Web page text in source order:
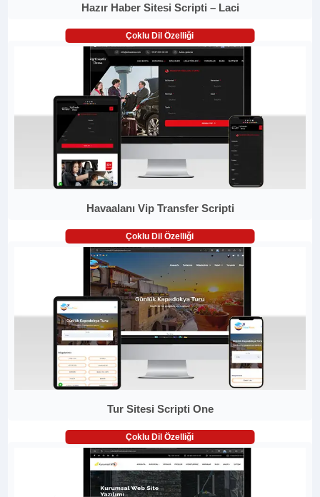
Hazır Haber Sitesi Scripti – Laci
Çoklu Dil Özelliği
Havaalanı Vip Transfer Scripti
Çoklu Dil Özelliği
Tur Sitesi Scripti One
Çoklu Dil Özelliği